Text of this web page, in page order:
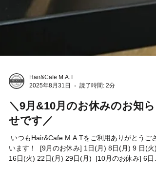
Hair&Cafe M.A.T
2025年8月31日
読了時間: 2分
＼9月&10月のお休みのお知ら